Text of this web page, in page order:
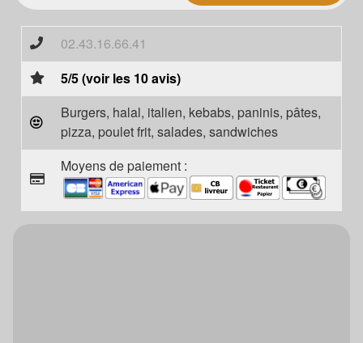
02.43.16.66.41
5/5 (voir les 10 avis)
Burgers, halal, italien, kebabs, paninis, pâtes,
pizza, poulet frit, salades, sandwiches
Moyens de paiement :